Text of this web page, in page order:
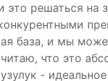
это решаться на
база, и мы
что это
-